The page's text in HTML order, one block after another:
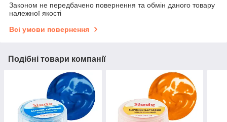
Законом не передбачено повернення та обмін даного товару
належної якості
Всі умови повернення
Подібні товари компанії